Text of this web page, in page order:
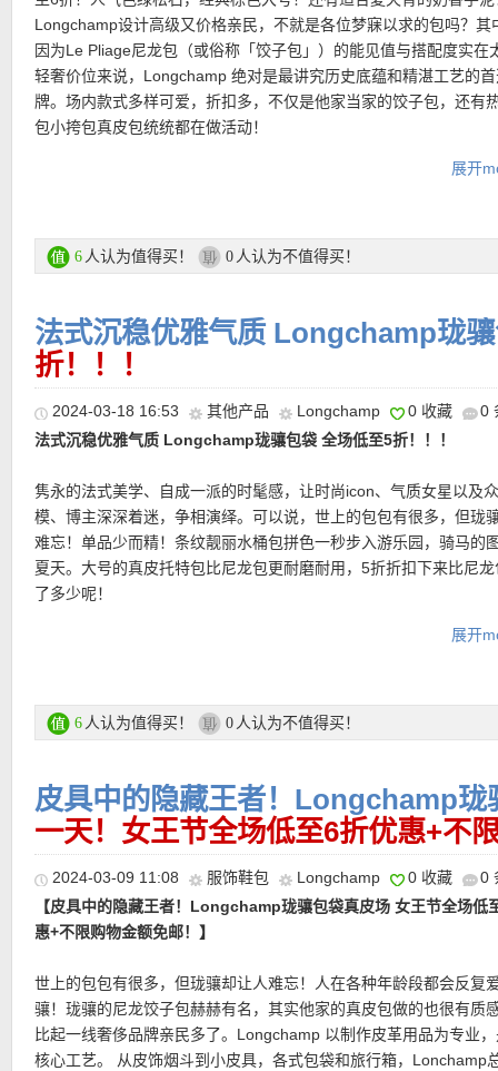
【Longchamp/珑骧 Le Pliage Xtra青瓷绿全皮迷你饺子包 特价仅
原价520欧！】牛皮材质的饺子包，比尼龙更精致正式！低饱和度
冷又高级，自带法式松弛氛围，春夏尤其好看，秋冬也不突兀。XS
精巧但不迷你，满足日常随身物品，作为穿搭点到为止的存在感，
处。有机造型珠串挂饰，柔和的曲线设计，像艺术品一样点缀包身
晃就很有女人味。
【Longchamp/珑骧 Le Pliage Xtra黑色饭盒包 特价仅266欧，原
欧！】 将英伦摇滚的锋芒，与法式优雅完美融合。招牌马头压纹加
扣，整体更简洁更现代，包身点缀的金属铆钉细节，像是城市街头
这款也有点像H家的Evelyne。 可斜挎可单肩，轻松应对都市高频
优质牛皮打造，皮质纹理自然、手感软糯，五金细节也精致到位。
购买直达链接在此
【Longchamp/珑骧 Le Pliage迷你典藏款饺子包 特价仅232欧！
约，结构却极其精巧，是风靡全世界的典范之作。Le Pliage系列样
尺寸各异，这款奶牛配色采用再生网眼面料，兼具功能性与创新性
而充满活力的配色充满了都市运动范！
购买直达链接在此
【Longchamp Le Pliage紫罗蓝色背包 8折后仅92欧！】这只珑
品。配备可调整的肩带，可肩背或斜背。无论何时都能成为绝佳造
包括上班通勤还有周末出游都能完美搭配。梅蒂斯羊皮结合小绵羊
皮革的品质，兼具优雅与休闲质感。
产品直达链接点此
【LONGCHAMP #LE PLIAGE CITY系列饺子包 特价仅105欧，原
欧！】 经典国民饺子包，购物旅行的必备箱包，在法国基本达到了
一个的地步，搭配同色系Logo图标刺绣点缀，可折叠袋有一个宽敞
层。包袋和提手同色系更具立体感，是Le Pliage的精致版本！材质
般的独特质感！
购买直达链接在此
借精湛的法式工艺，对祖母的编织购物袋再做诠释，使其既实用又
品位。这款优雅的网布包采用红岛当地工匠手工缝制的钩编雏菊装
Longchamp 精湛的皮革技艺在俄罗斯皮革手柄和翻盖上得以淋漓
菊是2024年夏季的标志性花朵，象征着自由和逃离日常生活的渴望
Longchamp设计高级又价格亲民，不就是各位梦寐以求的包吗？其
因为Le Pliage尼龙包（或俗称「饺子包」）的能见值与搭配度实在
轻奢价位来说，Longchamp 绝对是最讲究历史底蕴和精湛工艺的
牌。场内款式多样可爱，折扣多，不仅是他家当家的饺子包，还有
包小挎包真皮包统统都在做活动！
Paypal、EC卡转账等
超值产品推荐
欧！】轻轻一挎，灵巧可爱！小巧却超级能装，防水尼龙材质，宽
提手包可以折叠成更小的尺寸，便于存放。这个颜色真的很美！按
颜色，散发着蓝色的宁静和绿色的生长！
直达购买链接见此
展开
6 人认为值得买！ 0 人认为不值得买！
法式沉稳优雅气质 Longchamp珑
折！！！
2024-03-18 16:53 其他产品 Longchamp 0 收藏
0
法式沉稳优雅气质 Longchamp珑骧包袋 全场低至5折！！！
隽永的法式美学、自成一派的时髦感，让时尚icon、气质女星以及
模、博主深深着迷，争相演绎。可以说，世上的包包有很多，但珑
难忘！单品少而精！条纹靓丽水桶包拼色一秒步入游乐园，骑马的
夏天。大号的真皮托特包比尼龙包更耐磨耐用，5折折扣下来比尼
了多少呢！
• 可以邮寄德国，奥地利和瑞士，DHL发货，2-3个工作日收货！
• 德国免费退货，其他地区退货邮费自理
• 【点击这里查看Ludwigbeck中文图文导购教程】
超值产品推荐
【LONGCHAMP Cavalcade皮革托特包 折后仅237欧！原价395
常实用且经久耐用，其容量很大，可容纳所有随身物品，如笔记本
件。其内部设计巧妙，让您能够快速存放小配饰，而外部则有按扣
安心无忧。粒面牛皮设计，粒面本身的韧性赋予皮革柔软性和结实
展开
6 人认为值得买！ 0 人认为不值得买！
皮具中的隐藏王者！Longchamp
一天！女王节全场低至6折优惠+不
2024-03-09 11:08 服饰鞋包 Longchamp 0 收藏
0
【皮具中的隐藏王者！Longchamp珑骧包袋真皮场 女王节全场低
惠+不限购物金额免邮！】
世上的包包有很多，但珑骧却让人难忘！人在各种年龄段都会反复
骧！珑骧的尼龙饺子包赫赫有名，其实他家的真皮包做的也很有质
比起一线奢侈品牌亲民多了。Longchamp 以制作皮革用品为专业
核心工艺。 从皮饰烟斗到小皮具，各式包袋和旅行箱，Lonchamp